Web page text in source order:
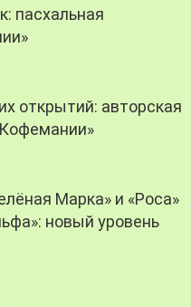
пасхальная
открытий: авторская
Марка» и «Роса»
новый уровень